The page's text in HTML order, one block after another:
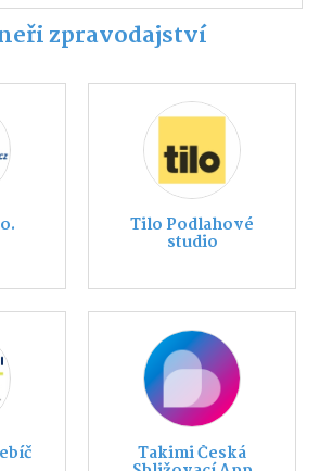
zpravodajství
Tilo Podlahové
studio
Takimi Česká